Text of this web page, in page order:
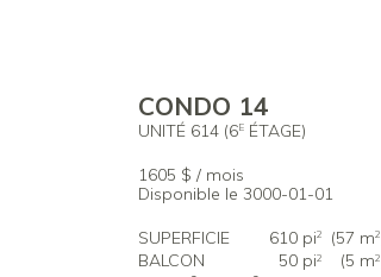
CONDO 14
UNITÉ 614 (6EÉTAGE)
1605 $ / mois
Disponible le 3000-01-01
SUPERFICIE 610 pi2 (57 m2
BALCON
50 pi2 (5 m2